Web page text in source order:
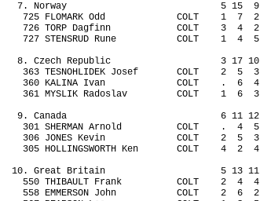
7. Norway
5 15 9
725 FLOMARK Odd
COLT 1 7 2
726 TORP Dagfinn
COLT 3 4 2
727 STENSRUD Rune
COLT 1 4 5
8. Czech Republic
3 17 10
363 TESNOHLIDEK Josef
COLT 2 5 3
360 KALINA Ivan
COLT . 6 4
361 MYSLIK Radoslav
COLT 1 6 3
9. Canada
6 11 12
301 SHERMAN Arnold
COLT . 4 5
306 JONES Kevin
COLT 2 5 3
305 HOLLINGSWORTH Ken
COLT 4 2 4
10. Great Britain
5 13 11
550 THIBAULT Frank
COLT 2 4 4
558 EMMERSON John
COLT 2 6 2